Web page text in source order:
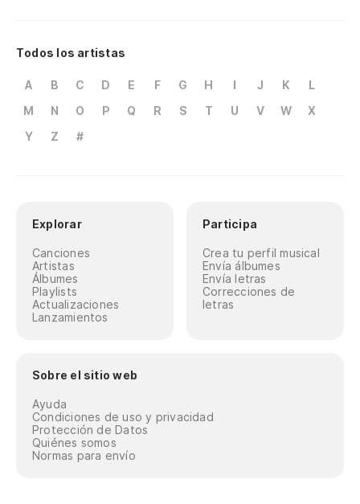
Todos los artistas
A B C D E F G H I J K
L
M
N O P Q R S T U V W
X
Y
Z #
Explorar
Canciones
Artistas
Álbumes
Playlists
Actualizaciones
Lanzamientos
Participa
Crea tu perfil musical
Envía álbumes
Envía letras
Correcciones de
letras
Sobre el sitio web
Ayuda
Condiciones de uso y privacidad
Protección de Datos
Quiénes somos
Normas para envío